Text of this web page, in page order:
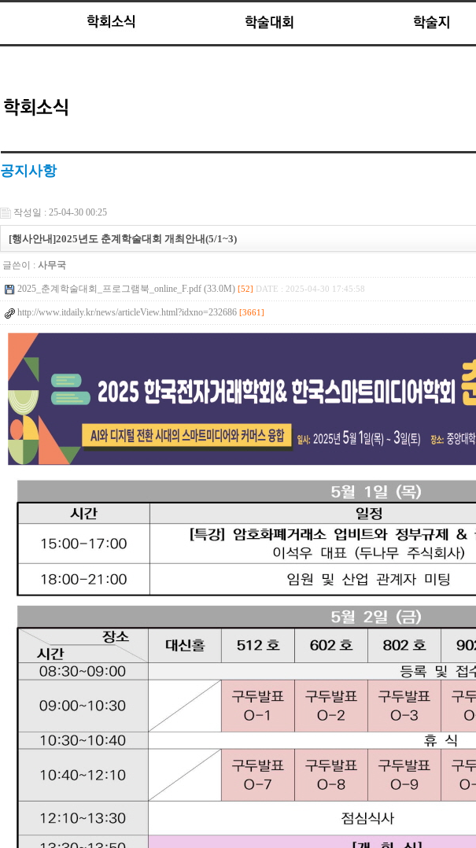
공지사항
작성일 : 25-04-30 00:25
[행사안내]2025년도 춘계학술대회 개최안내(5/1~3)
글쓴이 : 사무국
2025_춘계학술대회_프로그램북_online_F.pdf (33.0M) [52] DATE : 2025-04-30 17:45:58
http://www.itdaily.kr/news/articleView.html?idxno=232686 [3661]